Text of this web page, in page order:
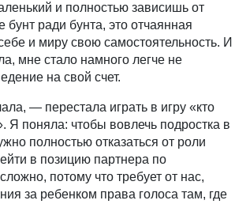
и полностью зависишь от
ради бунта, это отчаянная
и миру свою самостоятельность. И
мне стало намного легче не
на свой счет.
— перестала играть в игру «кто
Я поняла: чтобы вовлечь подростка в
полностью отказаться от роли
в позицию партнера по
потому что требует от нас,
за ребенком права голоса там, где